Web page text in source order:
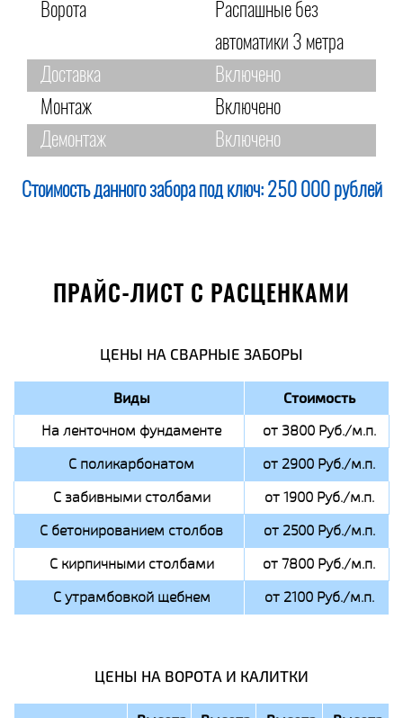
Ворота
Распашные без
автоматики 3 метра
Доставка
Включено
Монтаж
Включено
Демонтаж
Включено
Стоимость данного забора под ключ: 250 000 рублей
ПРАЙС-ЛИСТ С РАСЦЕНКАМИ
ЦЕНЫ НА СВАРНЫЕ ЗАБОРЫ
Виды Стоимость
На ленточном фундаменте
от 3800 Руб./м.п.
С поликарбонатом
от 2900 Руб./м.п.
С забивными столбами
от 1900 Руб./м.п.
С бетонированием столбов
от 2500 Руб./м.п.
С кирпичными столбами
от 7800 Руб./м.п.
С утрамбовкой щебнем
от 2100 Руб./м.п.
ЦЕНЫ НА ВОРОТА И КАЛИТКИ